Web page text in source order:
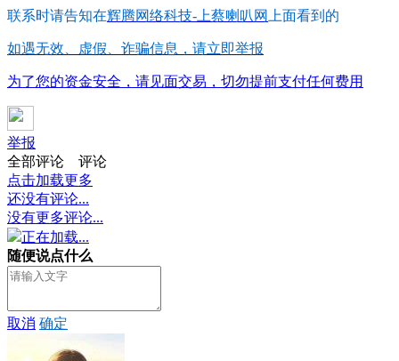
联系时请告知在辉腾网络科技-上蔡喇叭网 上面看到的
如遇无效、虚假、诈骗信息，请立即举报
为了您的资金安全，请见面交易，切勿提前支付任何费用
举报
全部评论
评论
点击加载更多
还没有评论...
没有更多评论...
正在加载...
随便说点什么
取消 确定